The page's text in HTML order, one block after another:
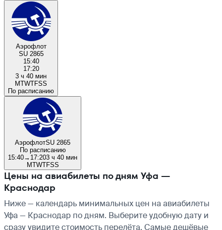
Аэрофлот
SU 2865
15:40
17:20
3 ч 40 мин
MTWTFSS
По расписанию
АэрофлотSU 2865
По расписанию
15:40→ 17:203 ч 40 мин
MTWTFSS
Цены на авиабилеты по дням Уфа —
Краснодар
Ниже — календарь минимальных цен на авиабилеты
Уфа — Краснодар по дням. Выберите удобную дату и
сразу увидите стоимость перелёта. Самые дешёвые